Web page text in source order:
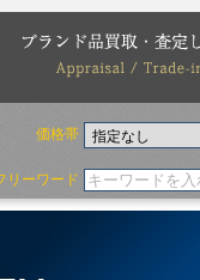
価格帯
リーワード